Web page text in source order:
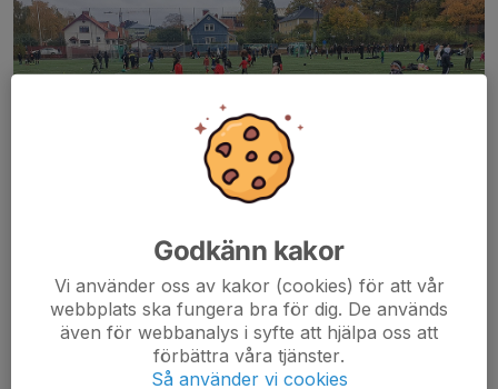
Apollon Solna FK P13 ställde upp med två st lag och gjorde det
på bästa tänkbara sätt, fint spel och bra attityd turneringen
igenom, väl kämpat boys 🔴⚫
Godkänn kakor
Vi använder oss av kakor (cookies) för att vår
webbplats ska fungera bra för dig. De används
även för webbanalys i syfte att hjälpa oss att
förbättra våra tjänster.
Så använder vi cookies